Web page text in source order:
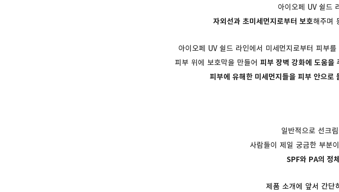
아이오페 UV 쉴드
자외선과 초미세먼지로부터 보호해주며
아이오페 UV 쉴드 라인에서 미세먼지로부터 피부
피부 위에 보호막을 만들어 피부 장벽 강화에 도움을
피부에 유해한 미세먼지들을 피부 안으로
일반적으로 선크
사람들이 제일 궁금한 부분
SPF와 PA의 정체
제품 소개에 앞서 간단